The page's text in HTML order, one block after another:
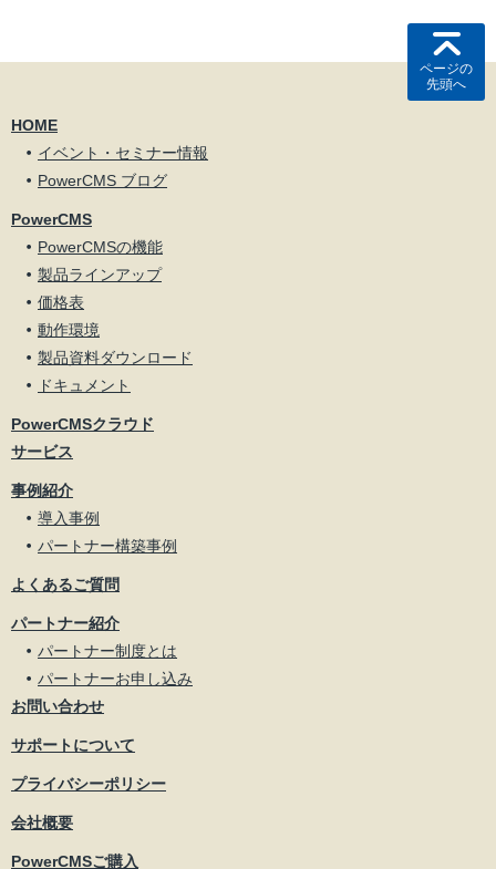
ページの
先頭へ
HOME
イベント・セミナー情報
PowerCMS ブログ
PowerCMS
PowerCMSの機能
製品ラインアップ
価格表
動作環境
製品資料ダウンロード
ドキュメント
PowerCMSクラウド
サービス
事例紹介
導入事例
パートナー構築事例
よくあるご質問
パートナー紹介
パートナー制度とは
パートナーお申し込み
お問い合わせ
サポートについて
プライバシーポリシー
会社概要
PowerCMSご購入